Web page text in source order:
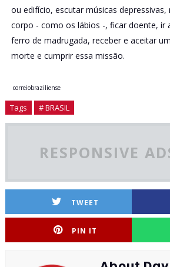
ou edifício, escutar músicas
corpo - como os lábios -, ficar doente, ir
ferro de madrugada, receber e aceitar
morte e cumprir essa missão.
correiobraziliense
Tags # BRASIL
RESPONSIVE
TWEET
PIN IT